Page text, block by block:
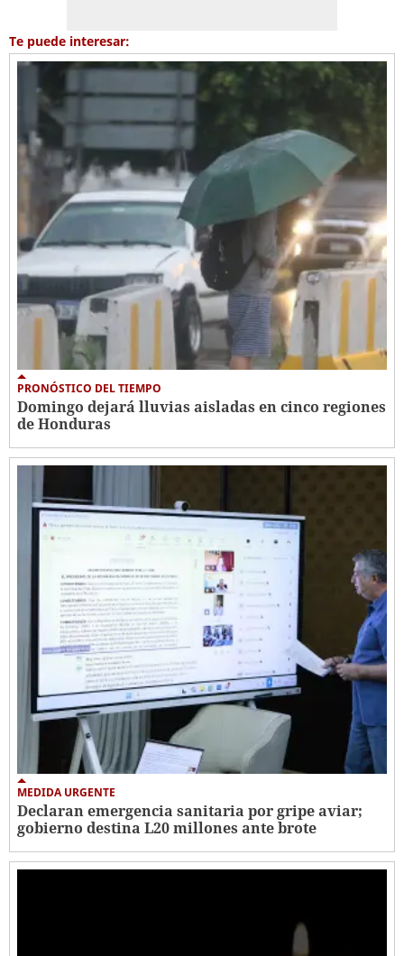
Te puede interesar:
PRONÓSTICO DEL TIEMPO
Domingo dejará lluvias aisladas en cinco regiones
de Honduras
MEDIDA URGENTE
Declaran emergencia sanitaria por gripe aviar;
gobierno destina L20 millones ante brote